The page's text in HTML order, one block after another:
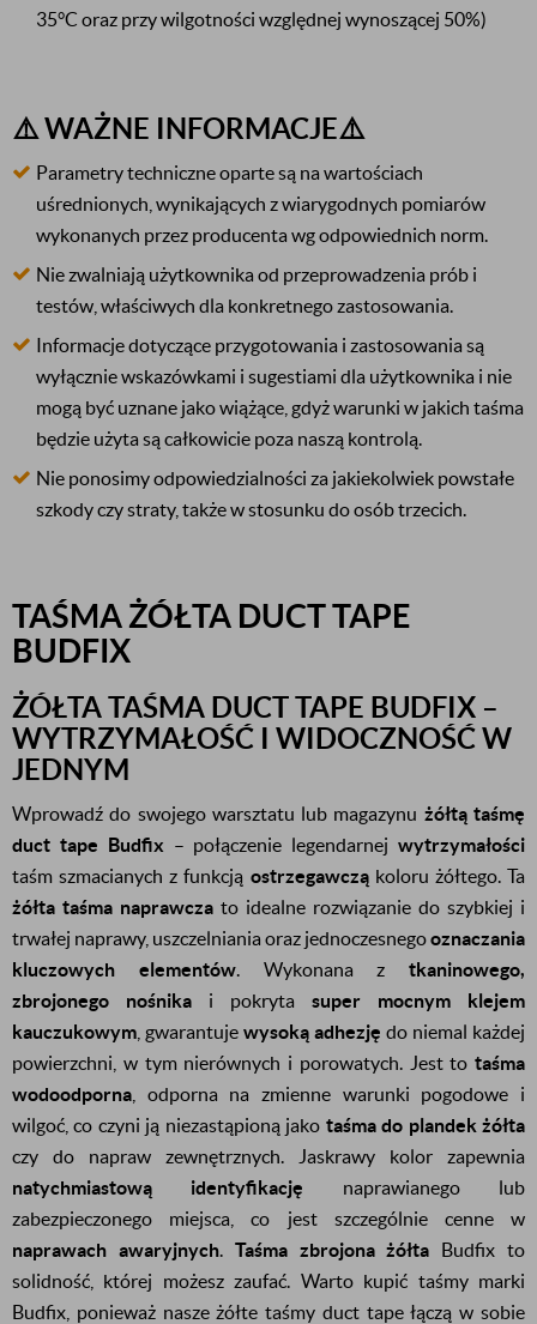
35°C oraz przy wilgotności względnej wynoszącej 50%)
⚠️ WAŻNE INFORMACJE⚠️
Parametry techniczne oparte są na wartościach
uśrednionych, wynikających z wiarygodnych pomiarów
wykonanych przez producenta wg odpowiednich norm.
Nie zwalniają użytkownika od przeprowadzenia prób i
testów, właściwych dla konkretnego zastosowania.
Informacje dotyczące przygotowania i zastosowania są
wyłącznie wskazówkami i sugestiami dla użytkownika i nie
mogą być uznane jako wiążące, gdyż warunki w jakich taśma
będzie użyta są całkowicie poza naszą kontrolą.
Nie ponosimy odpowiedzialności za jakiekolwiek powstałe
szkody czy straty, także w stosunku do osób trzecich.
TAŚMA ŻÓŁTA DUCT TAPE
BUDFIX
ŻÓŁTA TAŚMA DUCT TAPE BUDFIX –
WYTRZYMAŁOŚĆ I WIDOCZNOŚĆ W
JEDNYM
Wprowadź do swojego warsztatu lub magazynu żółtą taśmę
duct tape Budfix – połączenie legendarnejwytrzymałości
taśm szmacianych z funkcją ostrzegawcząkoloru żółtego. Ta
żółta taśma naprawcza to idealne rozwiązanie do szybkiej i
trwałej naprawy, uszczelniania oraz jednoczesnegooznaczania
kluczowych elementów. Wykonana z tkaninowego,
zbrojonego nośnika i pokryta super mocnym klejem
kauczukowym , gwarantuje wysoką adhezję do niemal każdej
powierzchni, w tym nierównych i porowatych. Jest to taśma
wodoodporna , odporna na zmienne warunki pogodowe i
wilgoć, co czyni ją niezastąpioną jako taśma do plandek żółta
czy do napraw zewnętrznych. Jaskrawy kolor zapewnia
natychmiastową identyfikację naprawianego lub
zabezpieczonego miejsca, co jest szczególnie cenne w
naprawach awaryjnych. Taśma zbrojona żółta Budfix to
solidność, której możesz zaufać. Warto kupić taśmy marki
Budfix, ponieważ nasze żółte taśmy duct tape łączą w sobie